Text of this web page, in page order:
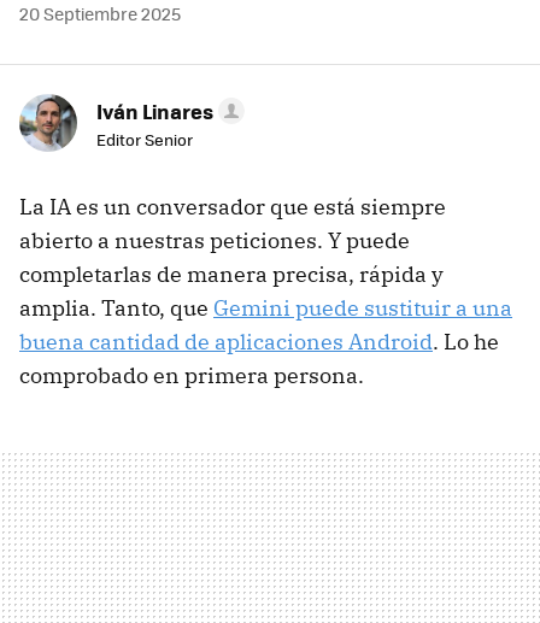
20 Septiembre 2025
Iván Linares
Editor Senior
La IA es un conversador que está siempre
abierto a nuestras peticiones. Y puede
completarlas de manera precisa, rápida y
amplia. Tanto, que Gemini puede sustituir a una
buena cantidad de aplicaciones Android. Lo he
comprobado en primera persona.